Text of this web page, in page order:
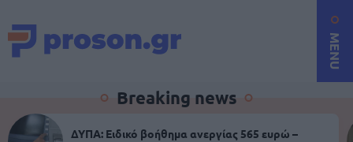
MENU
Breaking news
ΔΥΠΑ: Ειδικό βοήθημα ανεργίας 565 ευρώ –